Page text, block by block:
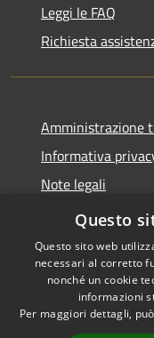
Leggi le FAQ
Richiesta
Amministrazione
Informativa
Note legali
Dichiarazione di
Accessibilità
Questo
Questo sito web
necessari al corretto
nonché un cookie
informazioni
Per maggiori dettagli,